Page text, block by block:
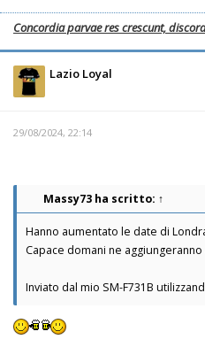
Concordia parvae res crescunt,
Lazio Loyal
29/08/2024, 22:14
Massy73 ha scritto: ↑
Hanno aumentato le date di
Capace domani ne aggiungeranno
Inviato dal mio SM-F731B